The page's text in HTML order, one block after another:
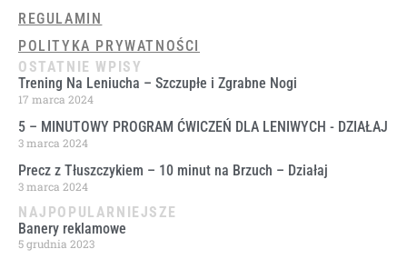
REGULAMIN
POLITYKA PRYWATNOŚCI
OSTATNIE WPISY
Trening Na Leniucha – Szczupłe i Zgrabne Nogi
17 marca 2024
5 – MINUTOWY PROGRAM ĆWICZEŃ DLA LENIWYCH ​- DZIAŁAJ
3 marca 2024
Precz z Tłuszczykiem – 10 minut na Brzuch – Działaj
3 marca 2024
NAJPOPULARNIEJSZE
Banery reklamowe
5 grudnia 2023